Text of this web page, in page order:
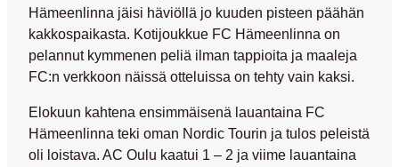
Hämeenlinna jäisi häviöllä jo kuuden pisteen päähän
kakkospaikasta. Kotijoukkue FC Hämeenlinna on
pelannut kymmenen peliä ilman tappioita ja maaleja
FC:n verkkoon näissä otteluissa on tehty vain kaksi.
Elokuun kahtena ensimmäisenä lauantaina FC
Hämeenlinna teki oman Nordic Tourin ja tulos peleistä
oli loistava. AC Oulu kaatui 1 – 2 ja viime lauantaina